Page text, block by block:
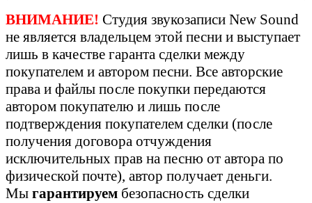
ВНИМАНИЕ! Студия звукозаписи New Sound
не является владельцем этой песни и выступает
лишь в качестве гаранта сделки между
покупателем и автором песни. Все авторские
права и файлы после покупки передаются
автором покупателю и лишь после
подтверждения покупателем сделки (после
получения договора отчуждения
исключительных прав на песню от автора по
физической почте), автор получает деньги.
Мы гарантируем безопасность сделки